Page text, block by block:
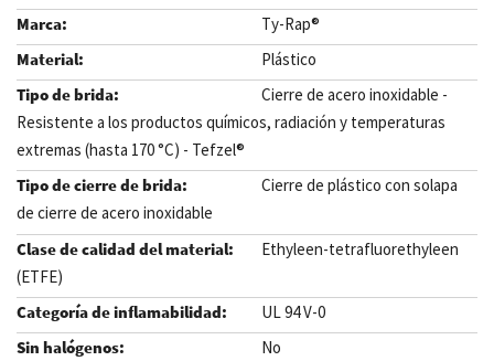
Ty-Rap®
Plástico
Cierre de acero inoxidable -
Resistente a los productos químicos, radiación y temperaturas
extremas (hasta 170 °C) - Tefzel®
Cierre de plástico con solapa
de cierre de acero inoxidable
Ethyleen-tetrafluorethyleen
(ETFE)
UL 94 V-0
No